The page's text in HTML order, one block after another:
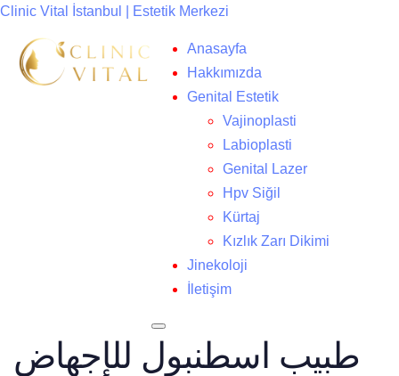
Clinic Vital İstanbul | Estetik Merkezi
Anasayfa
Hakkımızda
Genital Estetik
Vajinoplasti
Labioplasti
Genital Lazer
Hpv Siğil
Kürtaj
Kızlık Zarı Dikimi
Jinekoloji
İletişim
طبيب اسطنبول للإجهاض